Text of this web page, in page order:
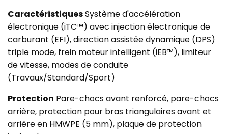
CaractéristiquesSystème d'accélération
électronique (iTC™) avec injection électronique de
carburant (EFI), direction assistée dynamique (DPS)
triple mode, frein moteur intelligent (iEB™), limiteur
de vitesse, modes de conduite
(Travaux/Standard/Sport)
Protection Pare-chocs avant renforcé, pare-chocs
arrière, protection pour bras triangulaires avant et
arrière en HMWPE (5 mm), plaque de protection